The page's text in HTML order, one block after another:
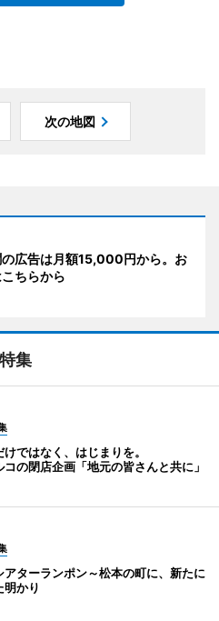
次の地図
広告は月額15,000円から。お
ちらから
特集
ではなく、はじまりを。
コの閉店企画「地元の皆さんと共に」
アターランポン～松本の町に、新たに
明かり